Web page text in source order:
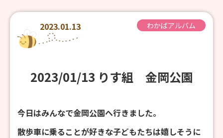
2023.01.13 わかばアルバム
2023/01/13 りす組 金岡公園
今日はみんなで金岡公園へ行きました。
散歩車に乗ることが好きな子どもたちは嬉しそうに